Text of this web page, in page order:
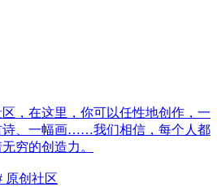
，在这里，你可以任性地创作，一
诗、一幅画……我们相信，每个人都
穷的创造力。
原创社区